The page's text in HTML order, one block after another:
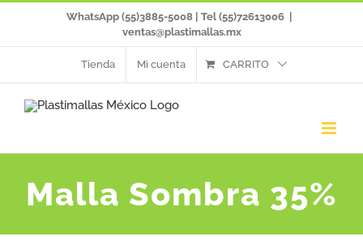
WhatsApp (55)3885-5008 | Tel (55)72613006
ventas@plastimallas.mx
Tienda Mi cuenta CARRITO
Malla Sombra 35%